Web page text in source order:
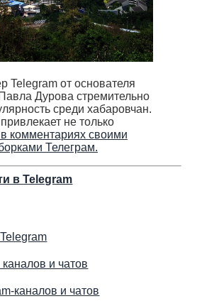
Telegram от основателя
Дурова стремительно
среди хабаровчан.
не только
комментариях своими
Телеграм.
в Telegram
и чатов
каналов и чатов